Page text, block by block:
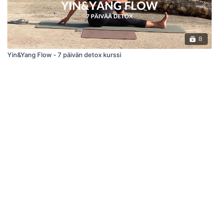
8
Yin&Yang Flow - 7 päivän detox kurssi